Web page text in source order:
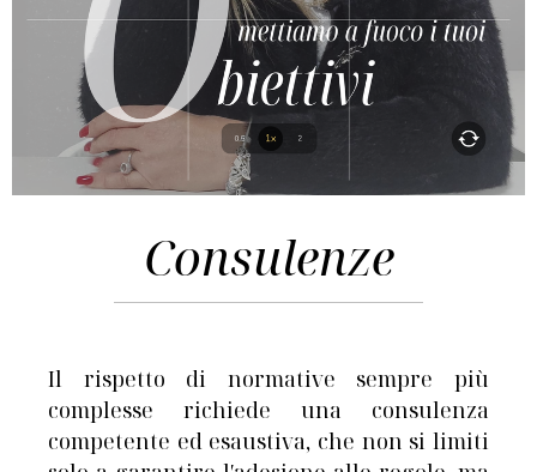
Consulenze
Il rispetto di normative sempre più
complesse richiede una consulenza
competente ed esaustiva, che non si limiti